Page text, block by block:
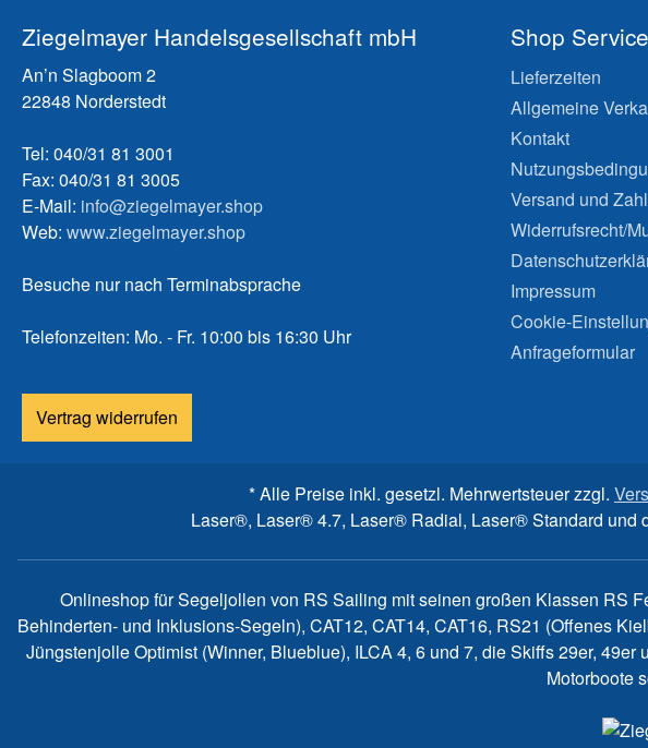
Ziegelmayer Handelsgesellschaft mbH
An’n Slagboom 2
22848 Norderstedt
Tel: 040/31 81 3001
Fax: 040/31 81 3005
E-Mail: info@ziegelmayer.shop
Web: www.ziegelmayer.shop
Besuche nur nach Terminabsprache
Telefonzeiten: Mo. - Fr. 10:00 bis 16:30 Uhr
Vertrag widerrufen
Shop Service
Lieferzeiten
Allgemeine
Kontakt
Versand und
Widerrufsrecht/
Impressum
Cookie-
Anfrageformular
* Alle Preise inkl. gesetzl. Mehrwertsteuer zzgl.
Laser®, Laser® 4.7, Laser® Radial, Laser® Standard und
Onlineshop für Segeljollen von RS Sailing mit seinen großen Klassen RS
Behinderten- und Inklusions-Segeln), CAT12, CAT14, CAT16, RS21 (Offenes
Jüngstenjolle Optimist (Winner, Blueblue), ILCA 4, 6 und 7, die Skiffs 29er,
Motorboote